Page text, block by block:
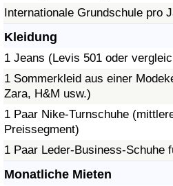
Internationale Grundschule pro
Kleidung
1 Jeans (Levis 501 oder
1 Sommerkleid aus einer
Zara, H&M usw.)
1 Paar Nike-Turnschuhe
Preissegment)
1 Paar Leder-Business-Schuhe
Monatliche Mieten